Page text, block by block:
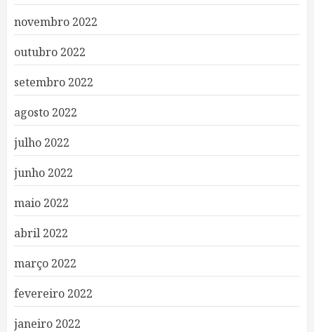
novembro 2022
outubro 2022
setembro 2022
agosto 2022
julho 2022
junho 2022
maio 2022
abril 2022
março 2022
fevereiro 2022
janeiro 2022